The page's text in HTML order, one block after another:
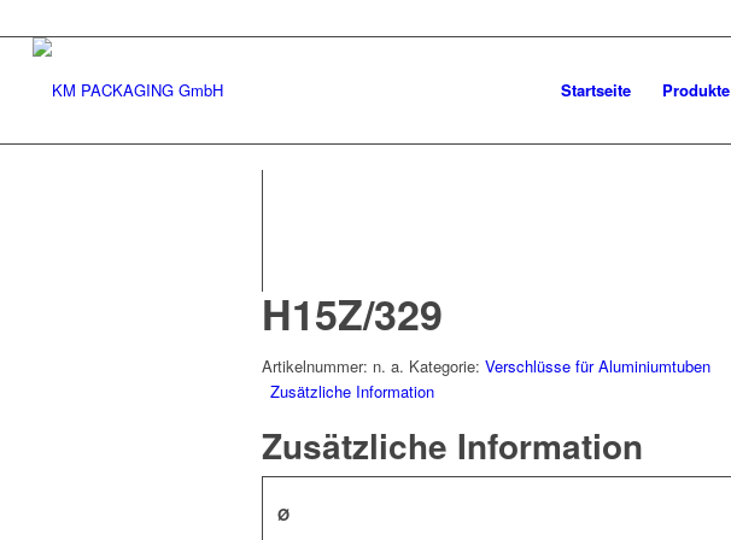
Startseite Produkte
H15Z/329
Artikelnummer: n. a. Kategorie: Verschlüsse für Aluminiumtuben
Zusätzliche Information
Zusätzliche Information
Ø